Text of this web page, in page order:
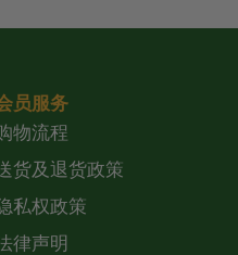
员服务
物流程
货及退货政策
私权政策
律声明